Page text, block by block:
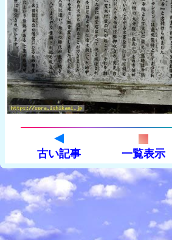
古い記事 一覧表示